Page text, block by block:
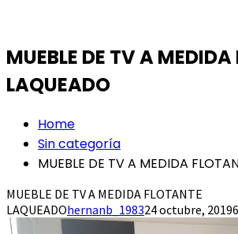
MUEBLE DE TV A
LAQUEADO
Home
Sin categoría
MUEBLE DE TV A MEDIDA
MUEBLE DE TV A MEDIDA FLOTANTE
LAQUEADOhernanb_198324 octubre, 2019